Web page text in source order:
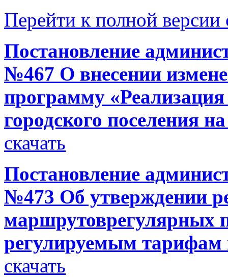
Перейти к полной версии
Постановление
№467 О внесении
программу
городского поселения
скачать
Постановление
№473 Об утверждении
маршрутоврегулярных
регулируемым
скачать